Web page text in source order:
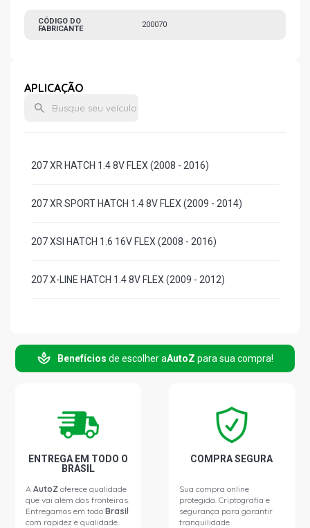
CÓDIGO DO
FABRICANTE
200070
APLICAÇÃO
207 XR HATCH 1.4 8V FLEX (2008 - 2016)
207 XR SPORT HATCH 1.4 8V FLEX (2009 - 2014)
207 XSI HATCH 1.6 16V FLEX (2008 - 2016)
207 X-LINE HATCH 1.4 8V FLEX (2009 - 2012)
Benefícios de escolher aAutoZ para sua compra!
ENTREGA EM TODO O
BRASIL
AAutoZ oferece qualidade
que vai além das fronteiras.
Entregamos em todoBrasil
com rapidez e qualidade.
COMPRA SEGURA
Sua compra online
protegida. Criptografia e
segurança para garantir
tranquilidade.